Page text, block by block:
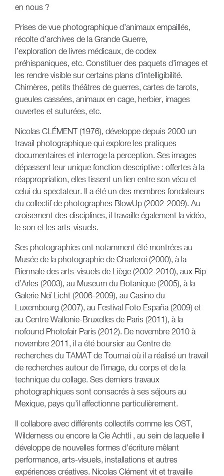
en nous ?
Prises de vue photographique d’animaux empaillés,
récolte d’archives de la Grande Guerre,
l’exploration de livres médicaux, de codex
préhispaniques, etc. Constituer des paquets d’images et
les rendre visible sur certains plans d’intelligibilité.
Chimères, petits théâtres de guerres, cartes de tarots,
gueules cassées, animaux en cage, herbier, images
ouvertes et suturées, etc.
Nicolas CLÉMENT (1976), développe depuis 2000 un
travail photographique qui explore les pratiques
documentaires et interroge la perception. Ses images
dépassent leur unique fonction descriptive : offertes à la
réappropriation, elles tissent un lien entre son vécu et
celui du spectateur. Il a été un des membres fondateurs
du collectif de photographes BlowUp (2002-2009). Au
croisement des disciplines, il travaille également la vidéo,
le son et les arts-visuels.
Ses photographies ont notamment été montrées au
Musée de la photographie de Charleroi (2000), à la
Biennale des arts-visuels de Liège (2002-2010), aux Rip
d’Arles (2003), au Museum du Botanique (2005), à la
Galerie Neï Licht (2006-2009), au Casino du
Luxembourg (2007), au Festival Foto España (2009) et
au Centre Wallonie-Bruxelles de Paris (2011), à la
nofound Photofair Paris (2012). De novembre 2010 à
novembre 2011, il a été boursier au Centre de
recherches du TAMAT de Tournai où il a réalisé un travail
de recherches autour de l’image, du corps et de la
technique du collage. Ses derniers travaux
photographiques sont consacrés à ses séjours au
Mexique, pays qu’il affectionne particulièrement.
Il collabore avec différents collectifs comme les OST,
Wilderness ou encore la Cie Achtli , au sein de laquelle il
développe de nouvelles formes d’écriture mêlant
performance, arts-visuels, installations et autres
expériences créatives. Nicolas Clément vit et travaille